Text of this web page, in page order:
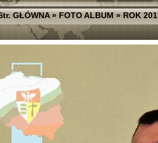
GŁÓWNA»FOTO ALBUM»ROK